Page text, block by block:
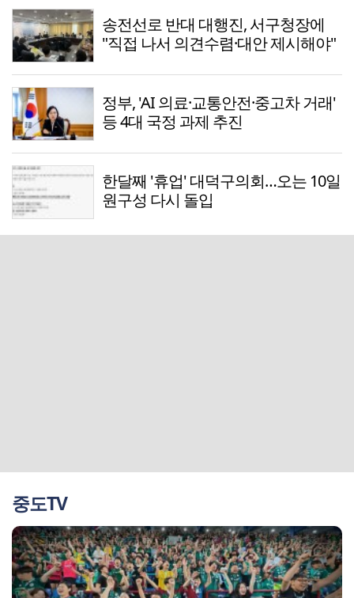
송전선로 반대 대행진, 서구청장에
"직접 나서 의견수렴·대안 제시해야"
정부, 'AI 의료·교통안전·중고차 거래'
등 4대 국정 과제 추진
한달째 '휴업' 대덕구의회…오는 10일
원구성 다시 돌입
중도TV